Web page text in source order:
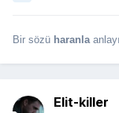
Bir sözü haranla
Elit-killer